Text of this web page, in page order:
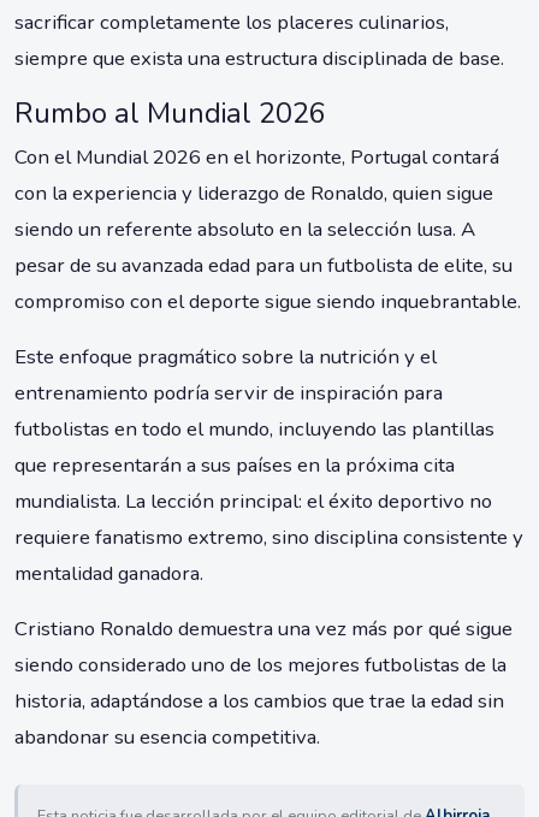
sacrificar completamente los placeres culinarios,
siempre que exista una estructura disciplinada de base.
Rumbo al Mundial 2026
Con el Mundial 2026 en el horizonte, Portugal contará
con la experiencia y liderazgo de Ronaldo, quien sigue
siendo un referente absoluto en la selección lusa. A
pesar de su avanzada edad para un futbolista de elite, su
compromiso con el deporte sigue siendo inquebrantable.
Este enfoque pragmático sobre la nutrición y el
entrenamiento podría servir de inspiración para
futbolistas en todo el mundo, incluyendo las plantillas
que representarán a sus países en la próxima cita
mundialista. La lección principal: el éxito deportivo no
requiere fanatismo extremo, sino disciplina consistente y
mentalidad ganadora.
Cristiano Ronaldo demuestra una vez más por qué sigue
siendo considerado uno de los mejores futbolistas de la
historia, adaptándose a los cambios que trae la edad sin
abandonar su esencia competitiva.